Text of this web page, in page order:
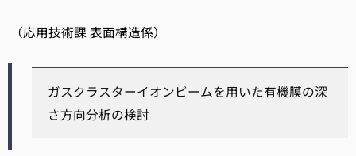
（応用技術課 表面構造係）
ガスクラスターイオンビームを用いた有機膜の深
さ方向分析の検討